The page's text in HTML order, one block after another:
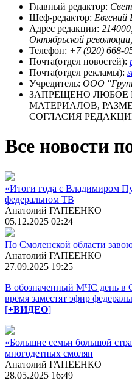
Главный редактор:
Шеф-редактор: Евгений
Адрес редакции:
Октябрьской
Телефон: +7 (920) 668-
Почта(отдел новостей):
Почта(отдел рекламы):
Учредитель: ООО
ЗАПРЕЩЕНО ЛЮБОЕ
МАТЕРИАЛОВ,
СОГЛАСИЯ
Все новости
«Итоги года с Владимиром
федеральном ТВ
Анатолий ГАПЕЕНКО
05.12.2025 02:24
По Смоленской области
Анатолий ГАПЕЕНКО
27.09.2025 19:25
В обозначенный МЧС день в
время заместят эфир
[+ВИДЕО]
«Большие семьи большой
многодетных смолян
Анатолий ГАПЕЕНКО
28.05.2025 16:49